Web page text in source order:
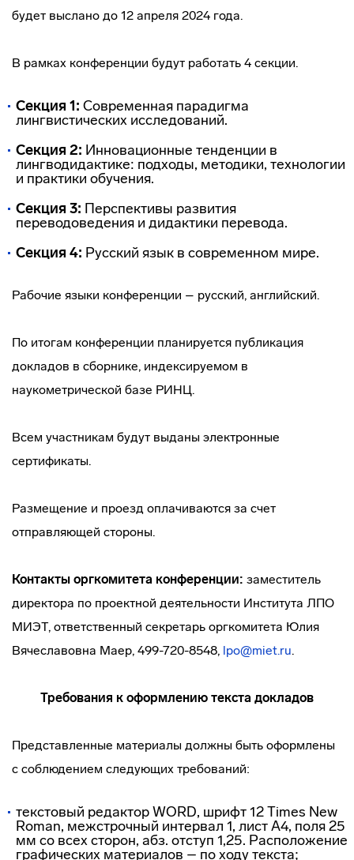
будет выслано до 12 апреля 2024 года.
В рамках конференции будут работать 4 секции.
Секция 1: Современная парадигма
лингвистических исследований.
Секция 2: Инновационные тенденции в
лингводидактике: подходы, методики, технологии
и практики обучения.
Секция 3: Перспективы развития
переводоведения и дидактики перевода.
Секция 4: Русский язык в современном мире.
Рабочие языки конференции – русский, английский.
По итогам конференции планируется публикация
докладов в сборнике, индексируемом в
наукометрической базе РИНЦ.
Всем участникам будут выданы электронные
сертификаты.
Размещение и проезд оплачиваются за счет
отправляющей стороны.
Контакты оргкомитета конференции: заместитель
директора по проектной деятельности Института ЛПО
МИЭТ, ответственный секретарь оргкомитета Юлия
Вячеславовна Маер, 499-720-8548, lpo@miet.ru.
Требования к оформлению текста докладов
Представленные материалы должны быть оформлены
с соблюдением следующих требований:
текстовый редактор WORD, шрифт 12 Тimes New
Rоman, межстрочный интервал 1, лист А4, поля 25
мм со всех сторон, абз. отступ 1,25. Расположение
графических материалов – по ходу текста;